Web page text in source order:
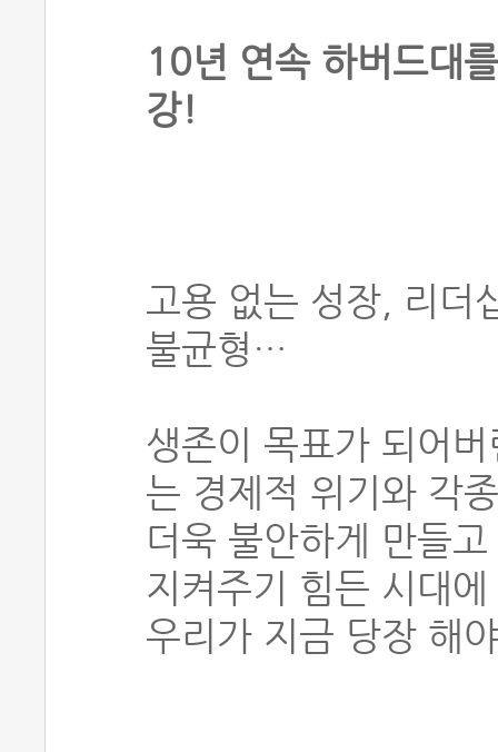
10년 연속 하버드대
강!
고용 없는 성장, 리더
불균형…
생존이 목표가 되어
는 경제적 위기와 각
더욱 불안하게 만들고
지켜주기 힘든 시대
우리가 지금 당장 해